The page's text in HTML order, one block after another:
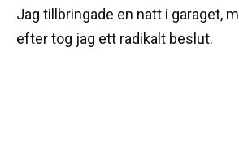
Jag tillbringade en natt i garaget,
efter tog jag ett radikalt beslut.